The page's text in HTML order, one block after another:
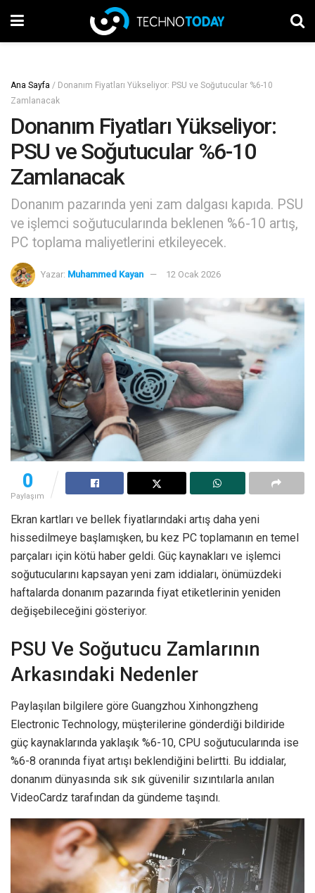
Ana Sayfa / Donanım Fiyatları Yükseliyor: PSU ve Soğutucular %6-10
Zamlanacak
Donanım Fiyatları Yükseliyor:
PSU ve Soğutucular %6-10
Zamlanacak
Donanım pazarında yeni zam dalgası kapıda. PSU
ve işlemci soğutucularında beklenen %6-10 artış,
PC toplama maliyetlerini etkileyecek.
Yazar: Muhammed Kayan 12 Ocak 2026
0
Paylaşım
Ekran kartları ve bellek fiyatlarındaki artış daha yeni
hissedilmeye başlamışken, bu kez PC toplamanın en temel
parçaları için kötü haber geldi. Güç kaynakları ve işlemci
soğutucularını kapsayan yeni zam iddiaları, önümüzdeki
haftalarda donanım pazarında fiyat etiketlerinin yeniden
değişebileceğini gösteriyor.
PSU Ve Soğutucu Zamlarının
Arkasındaki Nedenler
Paylaşılan bilgilere göre Guangzhou Xinhongzheng
Electronic Technology, müşterilerine gönderdiği bildiride
güç kaynaklarında yaklaşık %6-10, CPU soğutucularında ise
%6-8 oranında fiyat artışı beklendiğini belirtti. Bu iddialar,
donanım dünyasında sık sık güvenilir sızıntılarla anılan
VideoCardz tarafından da gündeme taşındı.